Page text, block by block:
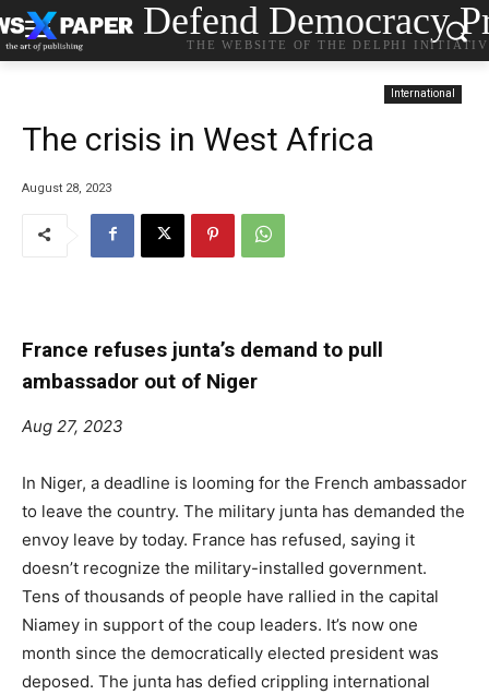
Defend Democracy
THE WEBSITE OF THE DELPHI
International
The crisis in West Africa
August 28, 2023
France refuses junta’s demand to pull
ambassador out of Niger
Aug 27, 2023
In Niger, a deadline is looming for the French ambassador
to leave the country. The military junta has demanded the
envoy leave by today. France has refused, saying it
doesn’t recognize the military-installed government.
Tens of thousands of people have rallied in the capital
Niamey in support of the coup leaders. It’s now one
month since the democratically elected president was
deposed. The junta has defied crippling international